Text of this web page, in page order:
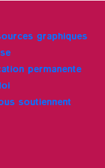
graphiques
permanente
soutiennent